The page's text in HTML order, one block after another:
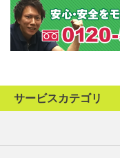
サービスカテゴリ